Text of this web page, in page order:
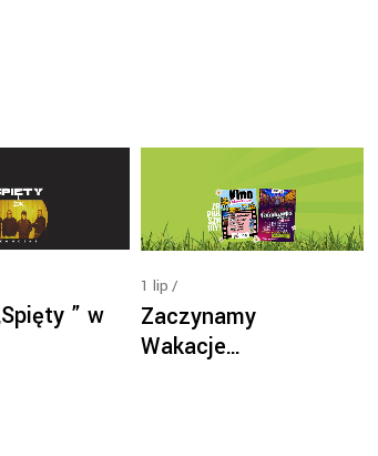
” w
1 lip
Zaczynamy
Wakacje…